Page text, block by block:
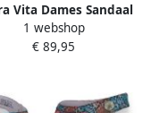
Vita Dames Sandaal
Multicolour
1 webshop
€ 89,95